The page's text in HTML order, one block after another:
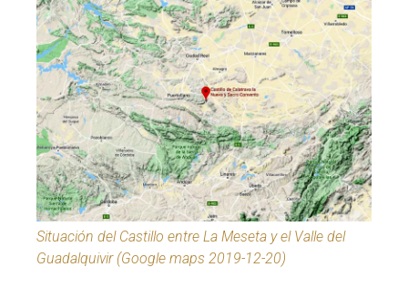
Situación del Castillo entre La Meseta y el Valle del
Guadalquivir (Google maps 2019-12-20)